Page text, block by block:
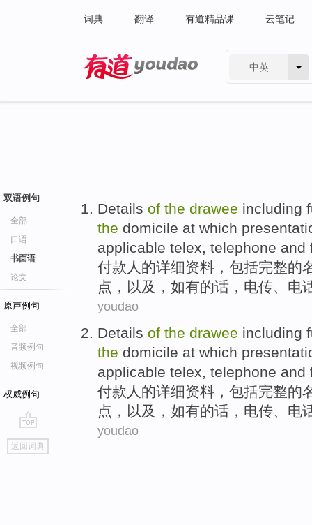
词典 翻译 有道精品课 云笔记
中英
双语例句
全部
口语
书面语
论文
原声例句
全部
音频例句
视频例句
权威例句
go
top
返回词典
Details of the drawee including
the domicile at which
applicable telex, telephone and
付款人 的详细资料 ， 包括完整的
点， 以及 ， 如有的话， 电传、 电
youdao
Details of the drawee including
the domicile at which
applicable telex, telephone and
付款人 的详细资料 ， 包括完整的
点， 以及 ， 如有的话， 电传、 电
youdao